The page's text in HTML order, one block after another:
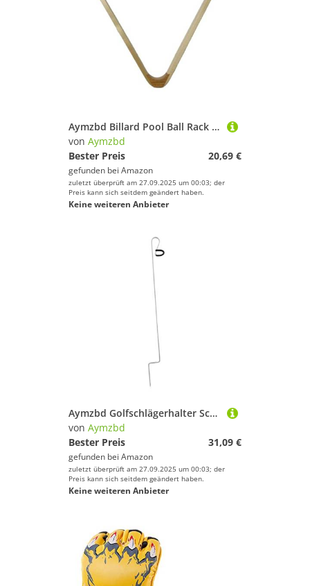
Aymzbd Billard Pool Ball Rack 15 Ball Dreieck Billardtisch Zubehör Billard
von Aymzbd
Bester Preis
20,69 €
gefunden bei Amazon
zuletzt überprüft am 27.09.2025 um 00:03; der
Preis kann sich seitdem geändert haben.
Keine weiteren Anbieter
Aymzbd Golfschlägerhalter Schützt Ihre Schlägertasche, Leicht zu Tragen, 96,5 cm Haltergestell
von Aymzbd
Bester Preis
31,09 €
gefunden bei Amazon
zuletzt überprüft am 27.09.2025 um 00:03; der
Preis kann sich seitdem geändert haben.
Keine weiteren Anbieter